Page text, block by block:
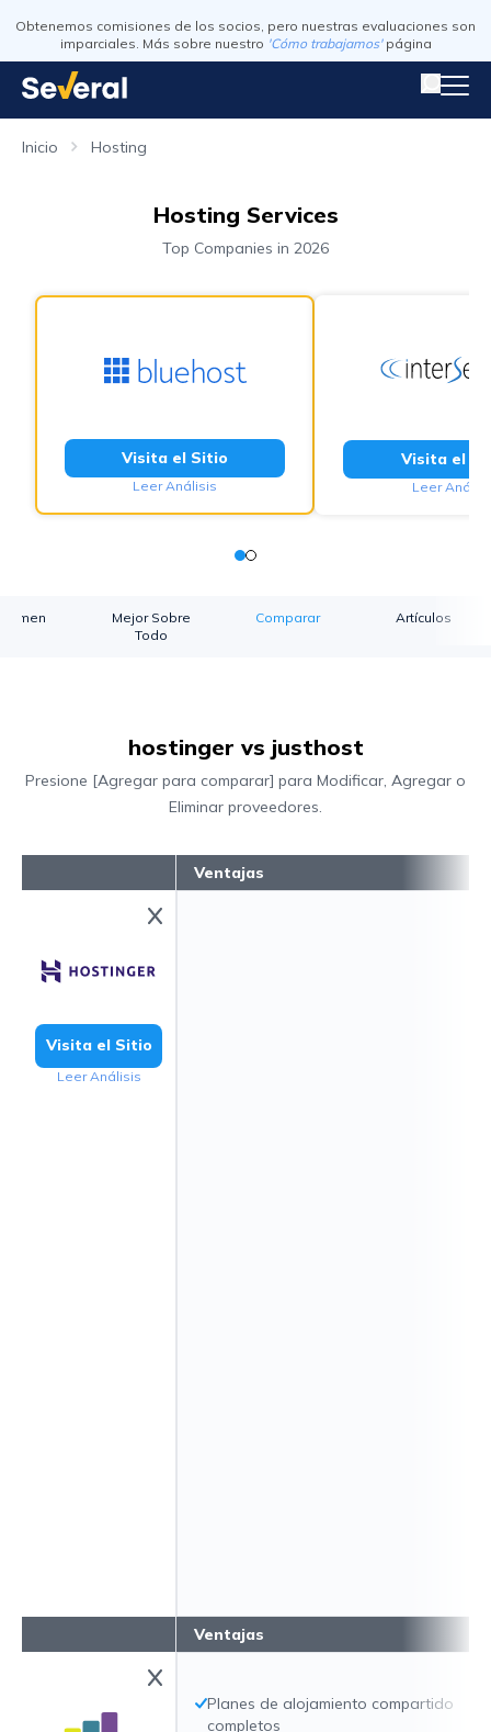
Obtenemos comisiones de los socios, pero nuestras evaluaciones son
imparciales. Más sobre nuestro 'Cómo trabajamos' página
Inicio Hosting
Hosting Services
Top Companies in 2026
Visita el Sitio
Leer Análisis
Visita el
Leer
Mejor Sobre
Todo
Comparar Artículos
hostinger vs justhost
Presione [Agregar para comparar] para Modificar, Agregar o
Eliminar proveedores.
Visita el Sitio
Leer Análisis
Ventajas
Ventajas
Planes de alojamiento compartido
completos